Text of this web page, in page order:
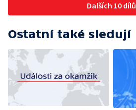
Dalších 10 dílů
Ostatní také sledují